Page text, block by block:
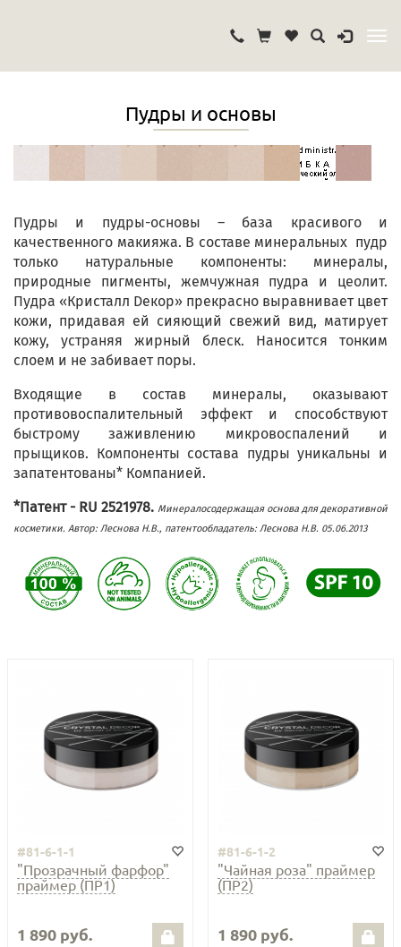
Пудры и основы
Пудры и пудры-основы – база красивого и
качественного макияжа. В составе минеральных пудр
только натуральные компоненты: минералы,
природные пигменты, жемчужная пудра и цеолит.
Пудра «Кристалл Dекор» прекрасно выравнивает цвет
кожи, придавая ей сияющий свежий вид, матирует
кожу, устраняя жирный блеск. Наносится тонким
слоем и не забивает поры.
Входящие в состав минералы, оказывают
противовоспалительный эффект и способствуют
быстрому заживлению микровоспалений и
прыщиков. Компоненты состава пудры уникальны и
запатентованы* Компанией.
*Патент - RU 2521978. Минералосодержащая основа для декоративной
косметики. Автор: Леснова Н.В., патентообладатель: Леснова Н.В. 05.06.2013
#81-6-1-1
"Прозрачный фарфор"
праймер (ПР1)
1 890 руб.
#81-6-1-2
"Чайная роза" праймер
(ПР2)
1 890 руб.